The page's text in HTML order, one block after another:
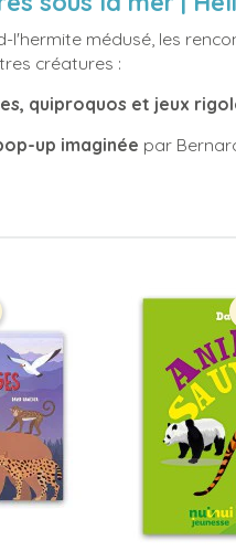
l'hermite médusé, les
créatures :
quiproquos et jeux
up imaginée par